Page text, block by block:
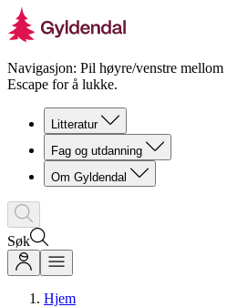
Navigasjon: Pil høyre/venstre mellom
Escape for å lukke.
Litteratur
Fag og utdanning
Om Gyldendal
Søk
Hjem